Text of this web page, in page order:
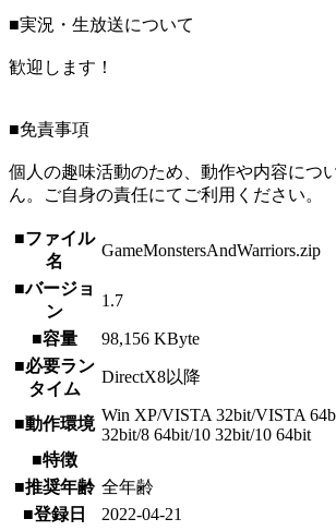
■実況・生放送について
歓迎します！
■免責事項
個人の趣味活動のため、動作や内容につ
ん。ご自身の責任にてご利用ください。
■ファイル
名
GameMonstersAndWarriors.zip
■バージョ
ン
1.7
■容量
98,156 KByte
■必要ラン
タイム
DirectX8以降
■動作環境 Win XP/VISTA 32bit/VISTA
32bit/8 64bit/10 32bit/10 64bit
■特徴
■推奨年齢 全年齢
■登録日
2022-04-21